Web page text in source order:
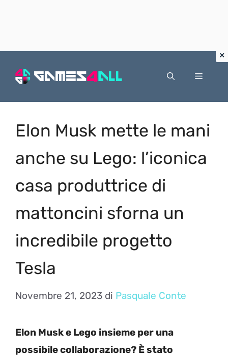
Menu
Elon Musk mette le mani
anche su Lego: l’iconica
casa produttrice di
mattoncini sforna un
incredibile progetto
Tesla
Novembre 21, 2023 di Pasquale Conte
Elon Musk e Lego insieme per una
possibile collaborazione? È stato